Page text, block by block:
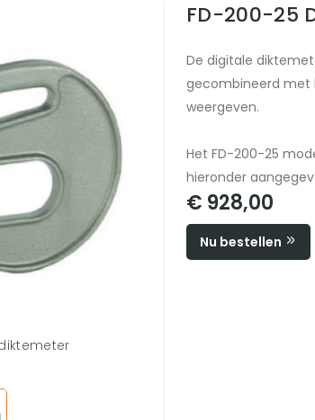
FD-200-25
De digitale
gecombineerd met
weergeven.
Het FD-200-25
hieronder
€ 928,00
Nu bestellen